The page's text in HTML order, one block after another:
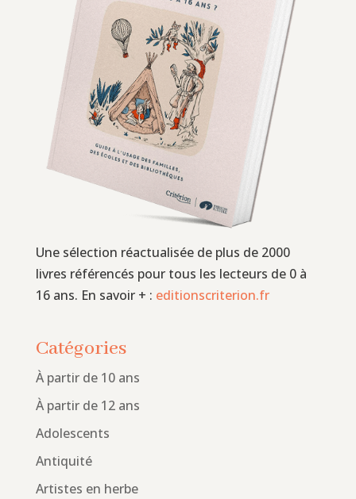
Une sélection réactualisée de plus de 2000
livres référencés pour tous les lecteurs de 0 à
16 ans. En savoir + : editionscriterion.fr
Catégories
À partir de 10 ans
À partir de 12 ans
Adolescents
Antiquité
Artistes en herbe